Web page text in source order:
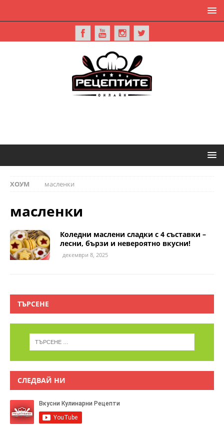
ХОУМ масленки
масленки
Коледни маслени сладки с 4 съставки –
лесни, бързи и невероятно вкусни!
декември 8, 2025
ТЪРСЕНЕ
СЛЕДВАЙ НИ